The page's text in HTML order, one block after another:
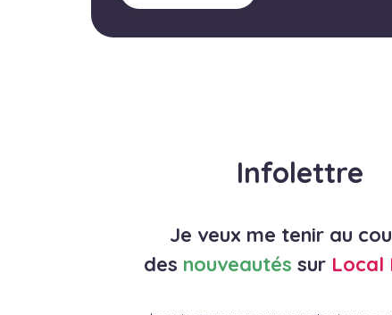
Infolettre
Je veux me tenir au
des nouveautés sur Local